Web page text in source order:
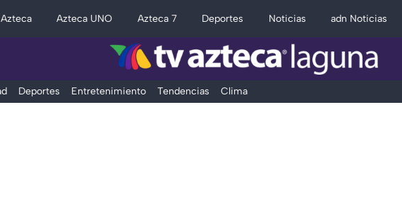
Azteca UNO Azteca 7 Deportes Noticias adn Noticias
Deportes Entretenimiento Tendencias Clima